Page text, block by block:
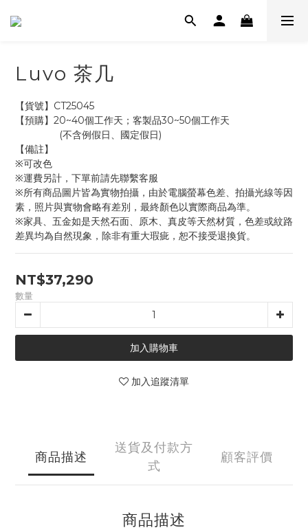
Luvo 茶几
【貨號】CT25045
【預購】20~40個工作天；客製品30~50個工作天
                (不含例假日、國定假日)
【備註】
※可改色
※運費另計，下單前請先聯繫客服
※所有商品圖片皆為實物拍攝，由於電腦螢幕色差、拍攝光線等因
素，照片與實物會略有差別，最終顏色以實際商品為準。
※家具、五金如是天然石面、原木、真皮等天然材質，色差或紋路
差異均為自然現象，除非有重大瑕疵，恕不接受退換貨。
NT$37,290
數量
加入購物車
加入追蹤清單
商品描述
送貨及付款方
式
顧客評價
商品描述